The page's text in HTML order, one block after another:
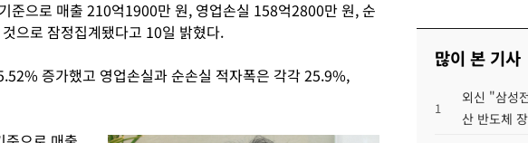
준으로 매출 210억1900만 원, 영업손실 158억2800만 원, 순
으로 잠정집계됐다고 10일 밝혔다.
증가했고 영업손실과 순손실 적자폭은 각각 25.9%,
많이 본 기사
1
외신 "삼성
산 반도체